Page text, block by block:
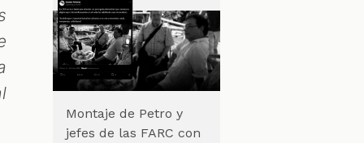
Montaje de Petro y
jefes de las FARC con